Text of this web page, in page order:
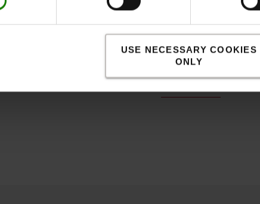
USE NECESSARY COOKIES
ONLY
Et udvalg af vores